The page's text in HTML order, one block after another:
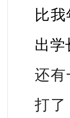
比
出学
还有
打了